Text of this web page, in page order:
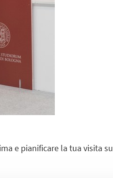
e pianificare la tua visita su